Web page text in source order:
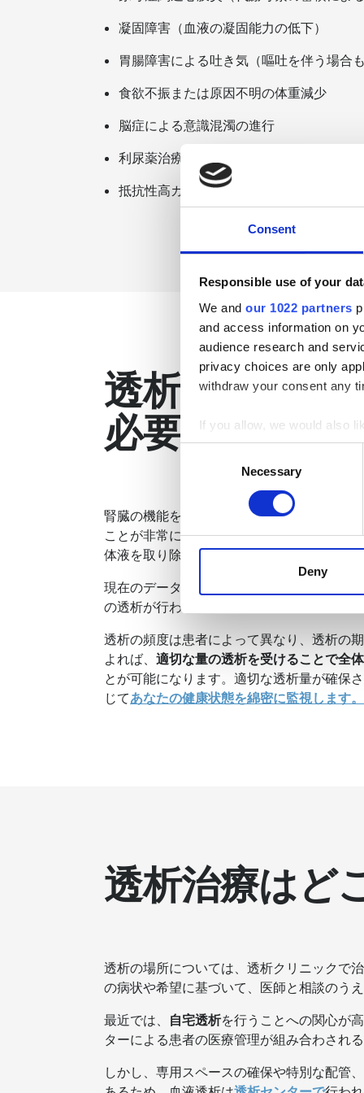
Consent
Responsible use of your
We and our 1022 partners
and access information on
audience research and
privacy choices are only
withdraw your consent any
If you allow, we would also
Collect information
Identify your device
Find out more about how
information about your use
other information that
Necessary
Deny
凝固障害（血液の凝固能力の低下）
胃腸障害による吐き気（嘔吐を伴う場合
食欲不振または原因不明の体重減少
脳症による意識混濁の進行
利尿薬治療に反応しない体液過剰／高血
抵抗性高カリウム血症（血中カリウム濃
透析はどのく
必要がありま
腎臓の機能を適切に代替し、体の正常な働
ことが非常に重要です。決められた曜日や
体液を取り除くために不可欠です。
現在のデータによると、通常の透析センタ
の透析が行われます。
透析の頻度は患者によって異なり、透析の
よれば、 適切な量の透析を受けることで全
とが可能になります。適切な透析量が確保
じてあなたの健康状態を綿密に監視します。
透析治療はど
透析の場所については、透析クリニックで
の病状や希望に基づいて、医師と相談のう
最近では、 自宅透析を行うことへの関心が
ターによる患者の医療管理が組み合わされ
しかし、専用スペースの確保や特別な配管